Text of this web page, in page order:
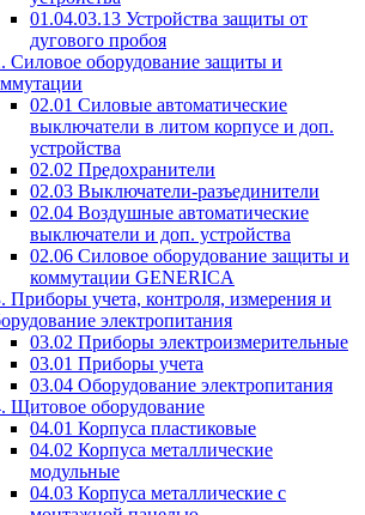
01.04.03.13 Устройства защиты от
дугового пробоя
Силовое оборудование защиты и
02.01 Силовые автоматические
выключатели в литом корпусе и доп.
устройства
02.02 Предохранители
02.03 Выключатели-разъединители
02.04 Воздушные автоматические
выключатели и доп. устройства
02.06 Силовое оборудование защиты и
коммутации GENERICA
Приборы учета, контроля, измерения и
электропитания
03.02 Приборы электроизмерительные
03.01 Приборы учета
03.04 Оборудование электропитания
Щитовое оборудование
04.01 Корпуса пластиковые
04.02 Корпуса металлические
модульные
04.03 Корпуса металлические с